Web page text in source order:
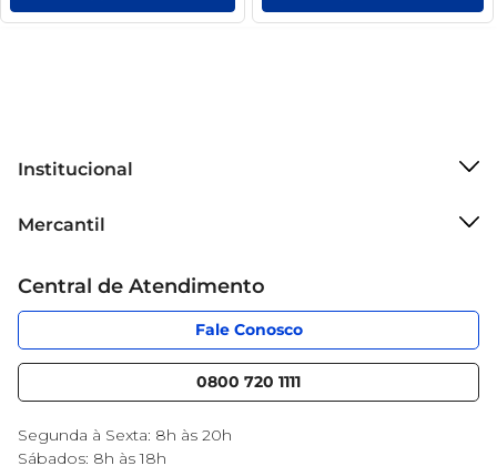
Institucional
Sobre Privacidade
Nossas lojas
Mercantil
Código de Ética
Serviços
Central de Atendimento
Fale Conosco
0800 720 1111
Segunda à Sexta: 8h às 20h
Sábados: 8h às 18h